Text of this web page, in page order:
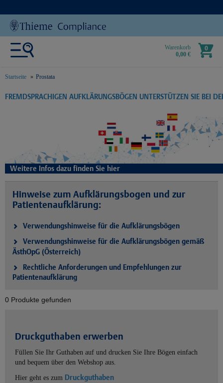
Warenkorb
0,00 €
0
Startseite Prostata
text.skipToContent
text.skipToNavigation
FREMDSPRACHIGEN AUFKLÄRUNGSBÖGEN UNTERSTÜTZEN SIE BEI
Weitere Infos dazu finden Sie hier
Hinweise zum Aufklärungsbogen und zur
Patientenaufklärung:
Verwendungshinweise für die Aufklärungsbögen
Verwendungshinweise für die Aufklärungsbögen gemäß
ÄsthOpG (Österreich)
Rechtliche Anforderungen und Empfehlungen zur
Patientenaufklärung
0 Produkte gefunden
Druckguthaben erwerben
Füllen Sie Ihr Guthaben auf und drucken Sie Ihre Bögen einfach
und bequem über den Webshop aus.
Hier geht es zum Druckguthaben